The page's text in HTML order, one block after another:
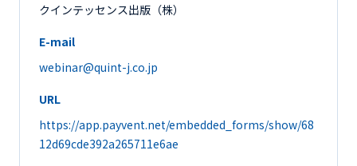
クインテッセンス出版（株）
E-mail
webinar@quint-j.co.jp
URL
https://app.payvent.net/embedded_forms/show/68
12d69cde392a265711e6ae